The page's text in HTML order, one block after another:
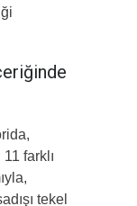
farklı
tekel